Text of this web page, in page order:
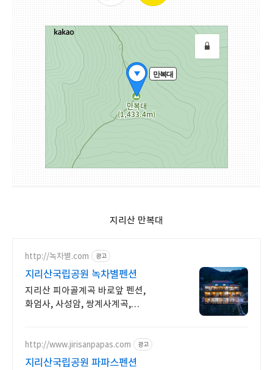
지리산 만복대
http://녹차별.com 광고
지리산국립공원 녹차별펜션
지리산 피아골계곡 바로앞 펜션,
화엄사, 사성암, 쌍계사계곡,
화개장터 3분
http://www.jirisanpapas.com 광고
지리산국립공원 파파스펜션